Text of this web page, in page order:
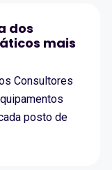
dos
mais
Consultores
posto de